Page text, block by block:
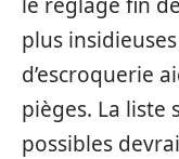
plus
d’escroquerie
pièges. La liste
possibles